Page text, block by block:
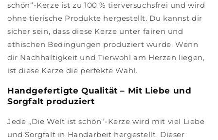
schön“-Kerze ist zu 100 % tierversuchsfrei und wird
ohne tierische Produkte hergestellt. Du kannst dir
sicher sein, dass diese Kerze unter fairen und
ethischen Bedingungen produziert wurde. Wenn
dir Nachhaltigkeit und Tierwohl am Herzen liegen,
ist diese Kerze die perfekte Wahl.
Handgefertigte Qualität – Mit Liebe und
Sorgfalt produziert
Jede „Die Welt ist schön“-Kerze wird mit viel Liebe
und Sorgfalt in Handarbeit hergestellt. Dieser